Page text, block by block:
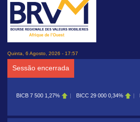
Quinta, 6 Agosto, 2026 - 17:57
Sessão encerrada
BICB 7 500 1,27% BICC 29 000 0,34%